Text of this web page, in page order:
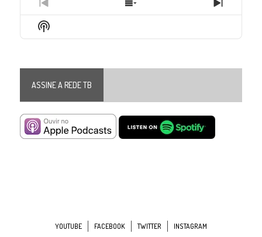
Previous
Episode
Show
Episodes
Next
Episode
Show
Podcast
ASSINE A REDE TB
YOUTUBE FACEBOOK TWITTER INSTAGRAM